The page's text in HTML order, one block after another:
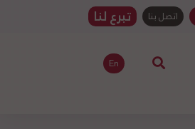
اتصل بنا تبرع لنا
En